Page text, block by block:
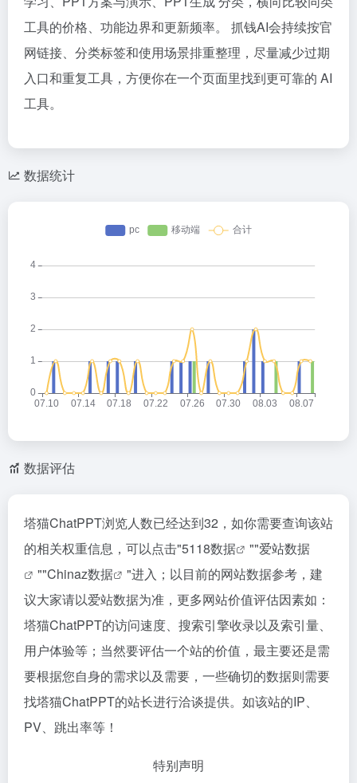
工具的价格、功能边界和更新频率。 抓钱AI会持续按官
网链接、分类标签和使用场景排重整理，尽量减少过期
入口和重复工具，方便你在一个页面里找到更可靠的 AI
工具。
数据统计
数据评估
塔猫ChatPPT浏览人数已经达到32，如你需要查询该站
的相关权重信息，可以点击"5118数据 ""爱站数据
""Chinaz数据
"进入；以目前的网站数据参考，建
议大家请以爱站数据为准，更多网站价值评估因素如：
塔猫ChatPPT的访问速度、搜索引擎收录以及索引量、
用户体验等；当然要评估一个站的价值，最主要还是需
要根据您自身的需求以及需要，一些确切的数据则需要
找塔猫ChatPPT的站长进行洽谈提供。如该站的IP、
PV、跳出率等！
特别声明